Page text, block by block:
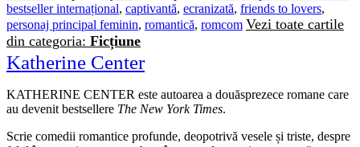
bestseller internațional, captivantă, ecranizată, friends to lovers,
personaj principal feminin, romantică, romcom Vezi toate cartile
din categoria: Ficțiune
Katherine Center
KATHERINE CENTER este autoarea a douăsprezece romane care
au devenit bestsellere The New York Times.
Scrie comedii romantice profunde, deopotrivă vesele și triste, despre